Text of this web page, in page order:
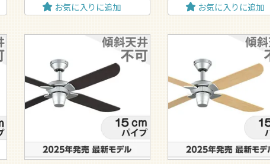
お気に入りに追加 お気に入りに追加